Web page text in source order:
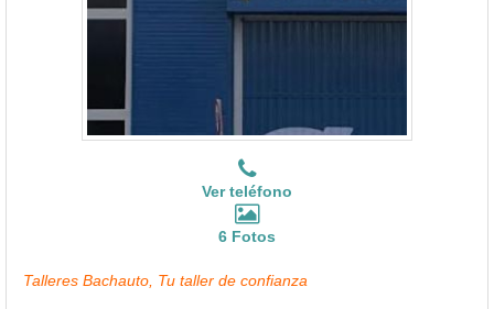
Ver teléfono
6 Fotos
Talleres Bachauto, Tu taller de confianza